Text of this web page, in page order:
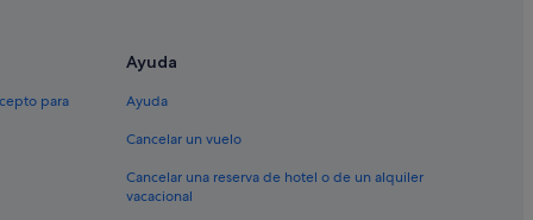
Américas
para
Ayuda
Ayuda
Cancelar un vuelo
Cancelar una reserva de hotel o de un alquiler
vacacional